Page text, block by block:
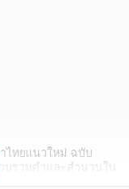
ะปรัชญา
ไทยแนวใหม่ ฉบับ
บรวมคำและสำนวนใน
วนเกี่ยวกับการนิยาม